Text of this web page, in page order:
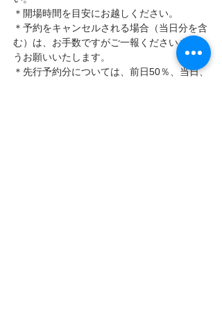
＊開場時間を目安にお越しください。
＊予約をキャンセルされる場合（当日分を含
む）は、お手数ですがご一報くださいますよ
うお願いいたします。
＊先行予約分については、前日50％、当日、